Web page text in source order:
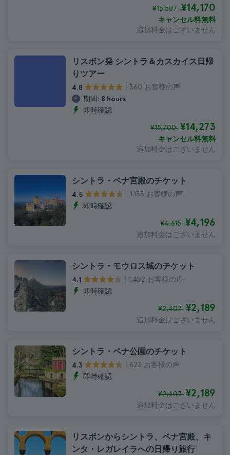
¥15,587 ¥14,170
キャンセル料無料
追加料金はございません
リスボン発 シントラ＆カスカイス日帰
りツアー
4.8
360 お客様の声
期間: 8 hours
即時確認
¥15,700 ¥14,273
キャンセル料無料
追加料金はございません
シントラ・ペナ宮殿のチケット
4.5
1.133 お客様の声
即時確認
¥4,615 ¥4,196
追加料金はございません
シントラ・モウロス城のチケット
4.1
1.482 お客様の声
即時確認
¥2,407 ¥2,189
追加料金はございません
シントラ・ペナ公園のチケット
4.3
623 お客様の声
即時確認
¥2,407 ¥2,189
追加料金はございません
リスボンからシントラ、ペナ宮殿、キ
ンタ・レガレイラへの日帰り旅行